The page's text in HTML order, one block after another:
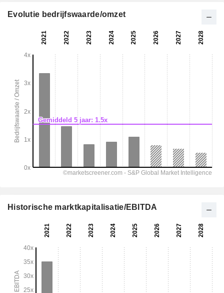
Evolutie bedrijfswaarde/omzet
Historische marktkapitalisatie/EBITDA